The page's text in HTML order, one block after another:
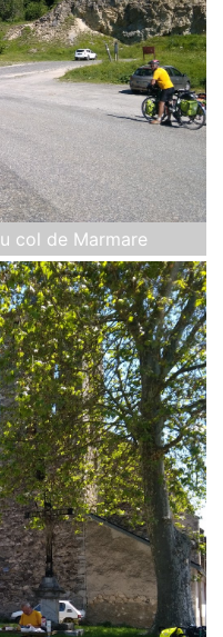
col de Marmare